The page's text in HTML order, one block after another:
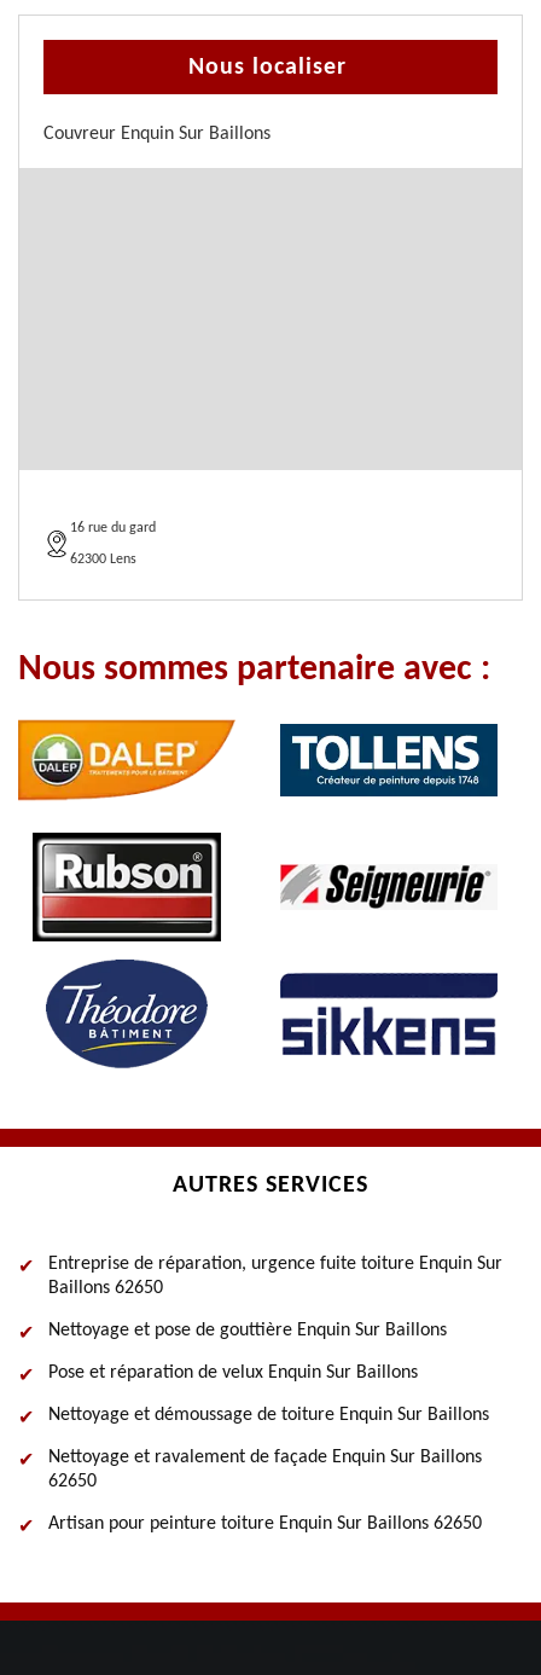
Nous localiser
Couvreur Enquin Sur Baillons
16 rue du gard
62300 Lens
Nous sommes partenaire avec :
AUTRES SERVICES
Entreprise de réparation, urgence fuite toiture Enquin Sur
Baillons 62650
Nettoyage et pose de gouttière Enquin Sur Baillons
Pose et réparation de velux Enquin Sur Baillons
Nettoyage et démoussage de toiture Enquin Sur Baillons
Nettoyage et ravalement de façade Enquin Sur Baillons
62650
Artisan pour peinture toiture Enquin Sur Baillons 62650